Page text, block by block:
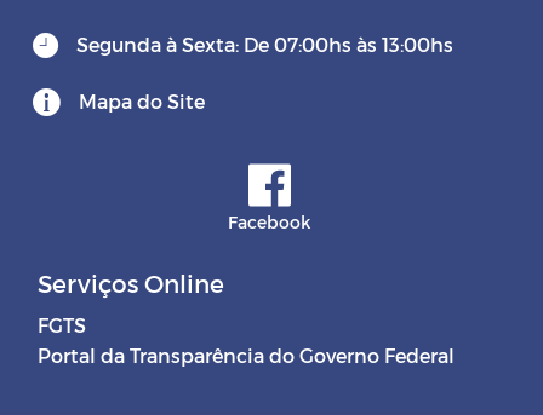
Segunda à Sexta: De 07:00hs às 13:00hs
Mapa do Site
Facebook
Serviços Online
FGTS
Portal da Transparência do Governo Federal